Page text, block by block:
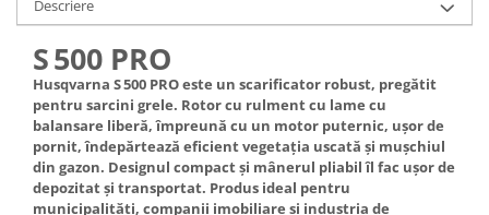
Descriere
S 500 PRO
Husqvarna S 500 PRO este un scarificator robust, pregătit
pentru sarcini grele. Rotor cu rulment cu lame cu
balansare liberă, împreună cu un motor puternic, ușor de
pornit, îndepărtează eficient vegetația uscată și mușchiul
din gazon. Designul compact și mânerul pliabil îl fac ușor de
depozitat și transportat. Produs ideal pentru
municipalități, companii imobiliare și industria de